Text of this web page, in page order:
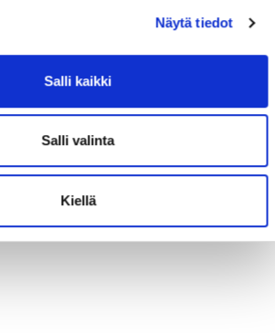
Näytä tiedot
Salli kaikki
Salli valinta
Kiellä